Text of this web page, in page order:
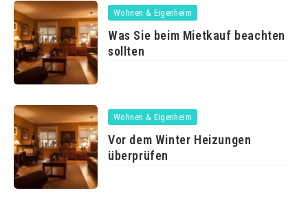
Wohnen & Eigenheim
Was Sie beim Mietkauf beachten
sollten
Wohnen & Eigenheim
Vor dem Winter Heizungen
überprüfen